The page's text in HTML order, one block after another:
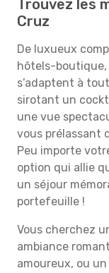
Trouvez les
Cruz
De luxueux
hôtels-boutique,
s’adaptent à
sirotant un
une vue
vous prélassant
Peu importe
option qui allie
un séjour
portefeuille !
Vous cherchez
ambiance
amoureux, ou